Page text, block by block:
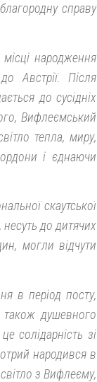
справу
народження
Австрії. Після
до сусідніх
Вифлеємський
тепла, миру,
і єднаючи
скаутської
несуть до дитячих
могли відчути
в період посту,
також душевного
солідарність зі
народився в
з Вифлеєму,